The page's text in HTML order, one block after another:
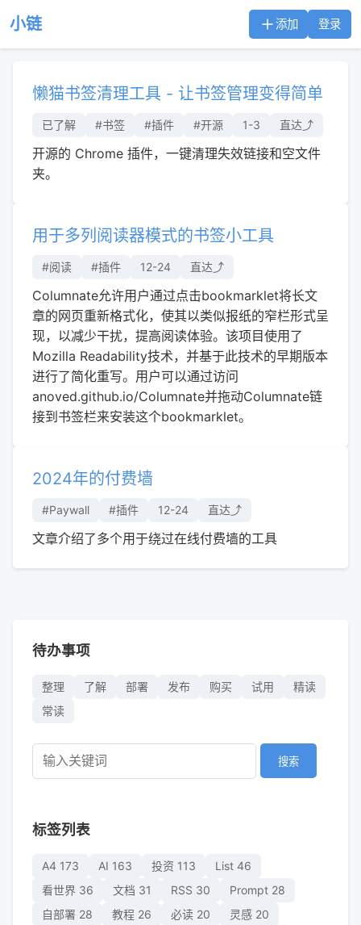
小链 添加 登录
懒猫书签清理工具 - 让书签管理变得简单
已了解 #书签 #插件 #开源 1-3 直达⤴︎
开源的 Chrome 插件，一键清理失效链接和空文件
夹。
用于多列阅读器模式的书签小工具
#阅读 #插件 12-24 直达⤴︎
Columnate允许用户通过点击bookmarklet将长文
章的网页重新格式化，使其以类似报纸的窄栏形式呈
现，以减少干扰，提高阅读体验。该项目使用了
Mozilla Readability技术，并基于此技术的早期版本
进行了简化重写。用户可以通过访问
anoved.github.io/Columnate并拖动Columnate链
接到书签栏来安装这个bookmarklet。
2024年的付费墙
#Paywall #插件 12-24 直达⤴︎
文章介绍了多个用于绕过在线付费墙的工具
待办事项
整理 了解 部署 发布 购买 试用
精读
常读
搜索
标签列表
A4 173 AI 163 投资 113 List 46
看世界 36 文档 31 RSS 30 Prompt 28
自部署 28 教程 26 必读 20 灵感 20